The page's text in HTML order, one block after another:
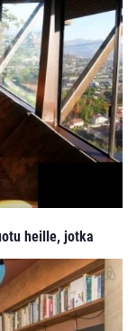
heille, jotka